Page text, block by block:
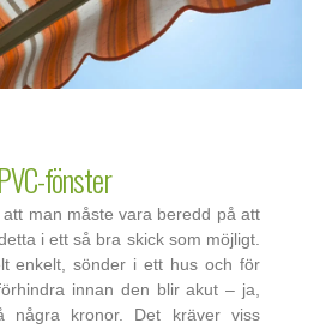
fönster
man måste vara beredd på att
i ett så bra skick som möjligt.
enkelt, sönder i ett hus och för
innan den blir akut – ja,
några kronor. Det kräver viss